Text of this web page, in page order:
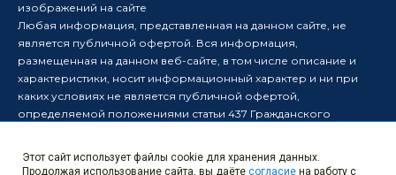
изображений на сайте
Любая информация, представленная на данном сайте, не
является публичной офертой. Вся информация,
размещенная на данном веб-сайте, в том числе описание и
характеристики, носит информационный характер и ни при
каких условиях не является публичной офертой,
определяемой положениями статьи 437 Гражданского
Производитель оставляет за собой право в одностороннем
порядке вносить изменения в информацию, размещенную на
Этот сайт использует файлы cookie для хранения данных.
Продолжая использование сайта, вы даёте согласие на работу с